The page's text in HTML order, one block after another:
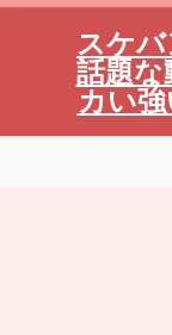
スケ
話題な
カい